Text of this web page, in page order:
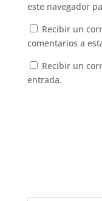
este navegador
Recibir un
comentarios a
Recibir un
entrada.